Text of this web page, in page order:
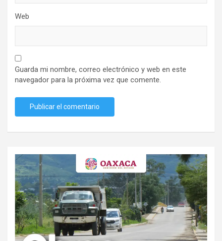
Web
Guarda mi nombre, correo electrónico y web en este
navegador para la próxima vez que comente.